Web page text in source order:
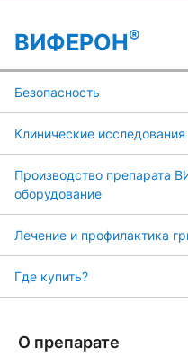
ВИФЕРОН®
Безопасность
Клинические исследования
Производство препарата
оборудование
Лечение и профилактика
Где купить?
О препарате